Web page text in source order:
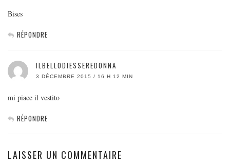
Bises
RÉPONDRE
ILBELLODIESSEREDONNA
3 DÉCEMBRE 2015 / 16 H 12 MIN
mi piace il vestito
RÉPONDRE
LAISSER UN COMMENTAIRE